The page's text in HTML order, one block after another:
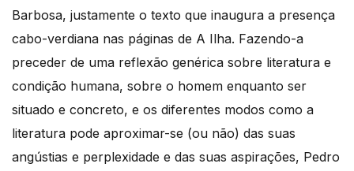
Barbosa, justamente o texto que inaugura a presença
cabo-verdiana nas páginas de A Ilha. Fazendo-a
preceder de uma reflexão genérica sobre literatura e
condição humana, sobre o homem enquanto ser
situado e concreto, e os diferentes modos como a
literatura pode aproximar-se (ou não) das suas
angústias e perplexidade e das suas aspirações, Pedro